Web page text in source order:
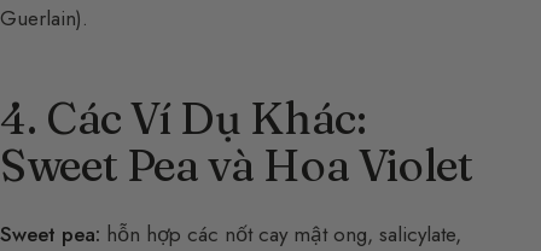
Guerlain).
4. Các Ví Dụ Khác:
Sweet Pea và Hoa Violet
Sweet pea: hỗn hợp các nốt cay mật ong, salicylate,